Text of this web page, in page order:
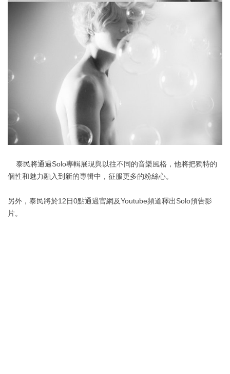
泰民將通過Solo專輯展現與以往不同的音樂風格，他將把獨特的
個性和魅力融入到新的專輯中，征服更多的粉絲心。
另外，泰民將於12日0點通過官網及Youtube頻道釋出Solo預告影
片。